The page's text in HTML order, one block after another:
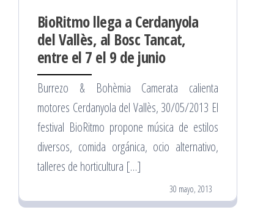
BioRitmo llega a Cerdanyola
del Vallès, al Bosc Tancat,
entre el 7 el 9 de junio
Burrezo & Bohèmia Camerata calienta
motores Cerdanyola del Vallès, 30/05/2013 El
festival BioRitmo propone música de estilos
diversos, comida orgánica, ocio alternativo,
talleres de horticultura […]
30 mayo, 2013